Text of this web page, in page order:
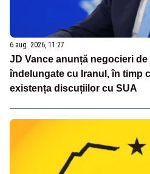
6 aug. 2026, 11:27
JD Vance anunță negocieri
îndelungate cu Iranul, în timp
existența discuțiilor cu SUA